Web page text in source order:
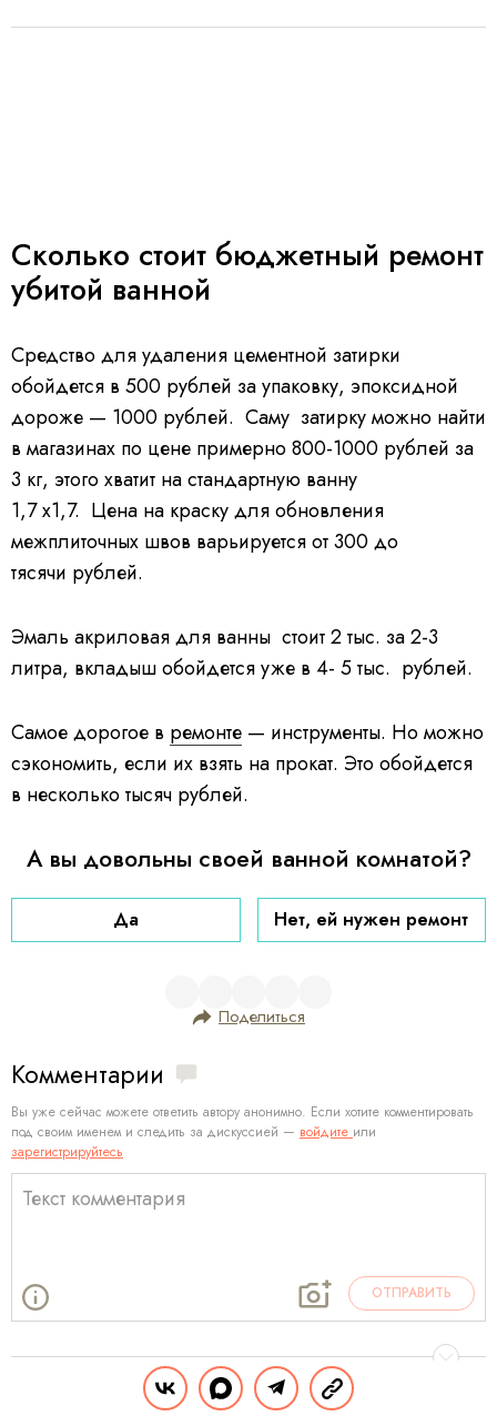
Сколько стоит бюджетный ремонт
убитой ванной
Средство для удаления цементной затирки
обойдется в 500 рублей за упаковку, эпоксидной
дороже — 1000 рублей. Саму затирку можно найти
в магазинах по цене примерно 800-1000 рублей за
3 кг, этого хватит на стандартную ванну
1,7 х1,7. Цена на краску для обновления
межплиточных швов варьируется от 300 до
тясячи рублей.
Эмаль акриловая для ванны стоит 2 тыс. за 2-3
литра, вкладыш обойдется уже в 4- 5 тыс. рублей.
Самое дорогое в ремонте — инструменты. Но можно
сэкономить, если их взять на прокат. Это обойдется
в несколько тысяч рублей.
А вы довольны своей ванной комнатой?
Да Нет, ей нужен ремонт
Поделиться
Комментарии
Вы уже сейчас можете ответить автору анонимно. Если хотите комментировать
под своим именем и следить за дискуссией — войдите или
зарегистрируйтесь
ОТПРАВИТЬ